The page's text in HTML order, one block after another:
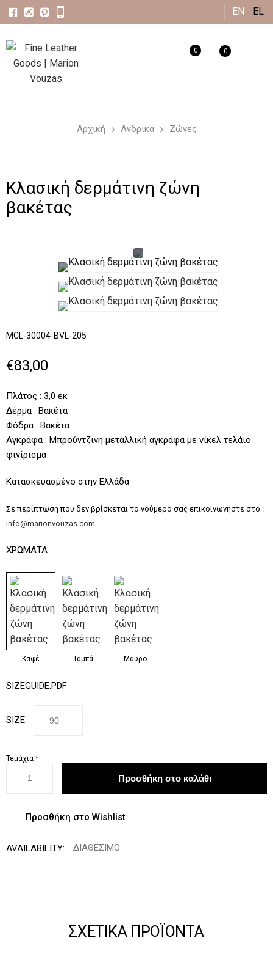
προς το
EN EL
0 0
Αρχική Ανδρικά Ζώνες
Κλασική δερμάτινη ζώνη
βακέτας
MCL-30004-BVL-205
€83,00
Πλάτος : 3,0 εκ
Δέρμα : Βακέτα
Φόδρα : Βακέτα
Αγκράφα : Μπρούντζινη μεταλλική αγκράφα με νίκελ τελάιο
φινίρισμα
Κατασκευασμένο στην Ελλάδα
Σε περίπτωση που δεν βρίσκεται το νούμερο σας επικοινωνήστε στο :
info@marionvouzas.com
ΧΡΏΜΑΤΑ
Καφέ Ταμπά Μαύρο
SIZEGUIDE.PDF
SIZE
Τεμάχια *
Προσθήκη στο Wishlist
AVAILABILITY: ΔΙΑΘΈΣΙΜΟ
ΣΧΕΤΙΚΆ ΠΡΟΪΌΝΤΑ